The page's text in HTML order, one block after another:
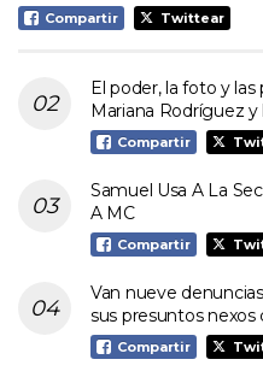
Compartir Twittear
El poder, la foto y
Mariana Rodríguez y
Compartir
Samuel Usa A La
A MC
Compartir
Van nueve
sus presuntos
Compartir